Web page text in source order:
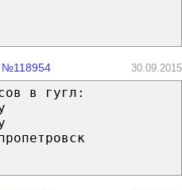
№118954 30.09.2015
в гугл: